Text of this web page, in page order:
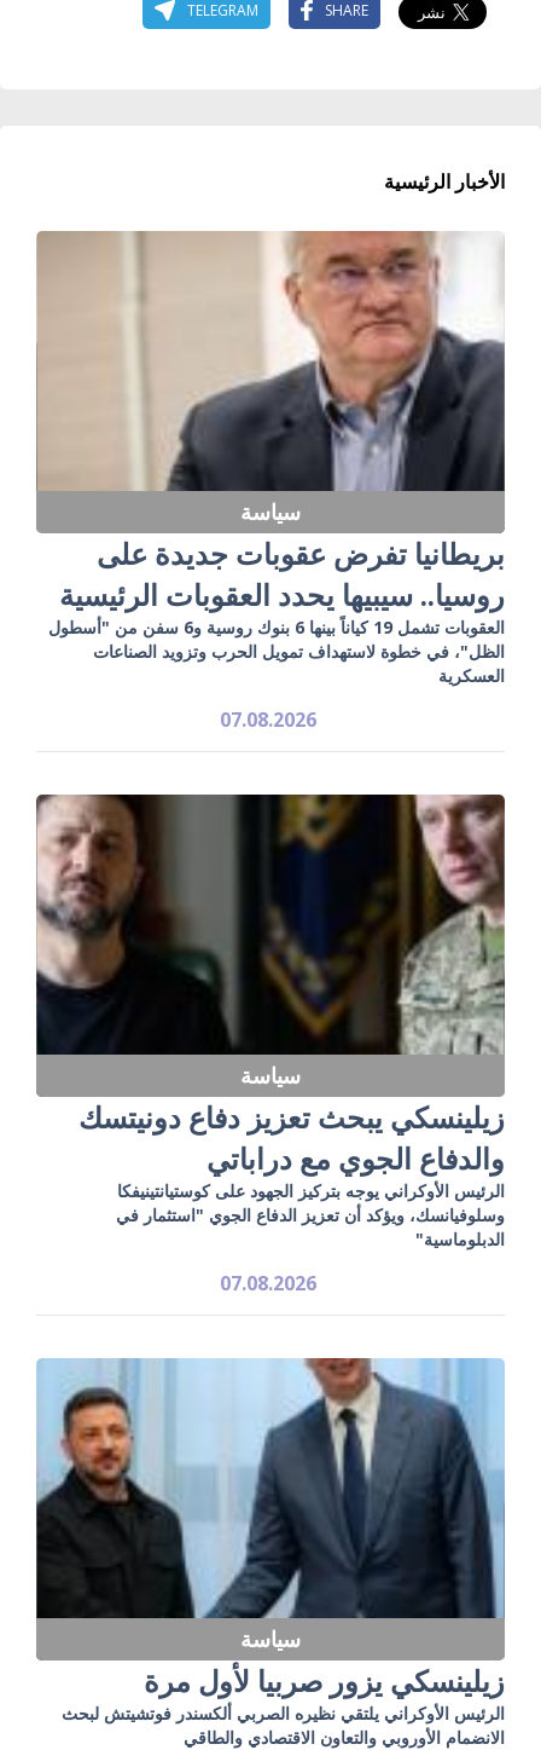
SHARE
TELEGRAM
الأخبار الرئيسية
سياسة
بريطانيا تفرض عقوبات جديدة على
روسيا.. سيبيها يحدد العقوبات الرئيسية
العقوبات تشمل 19 كياناً بينها 6 بنوك روسية و6 سفن من "أسطول
الظل"، في خطوة لاستهداف تمويل الحرب وتزويد الصناعات
العسكرية
07.08.2026
سياسة
زيلينسكي يبحث تعزيز دفاع دونيتسك
والدفاع الجوي مع دراباتي
الرئيس الأوكراني يوجه بتركيز الجهود على كوستيانتينيفكا
وسلوفيانسك، ويؤكد أن تعزيز الدفاع الجوي "استثمار في
الدبلوماسية"
07.08.2026
سياسة
زيلينسكي يزور صربيا لأول مرة
الرئيس الأوكراني يلتقي نظيره الصربي ألكسندر فوتشيتش لبحث
الانضمام الأوروبي والتعاون الاقتصادي والطاقي